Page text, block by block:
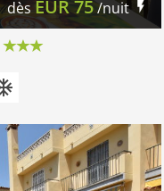
dès EUR75/nuit